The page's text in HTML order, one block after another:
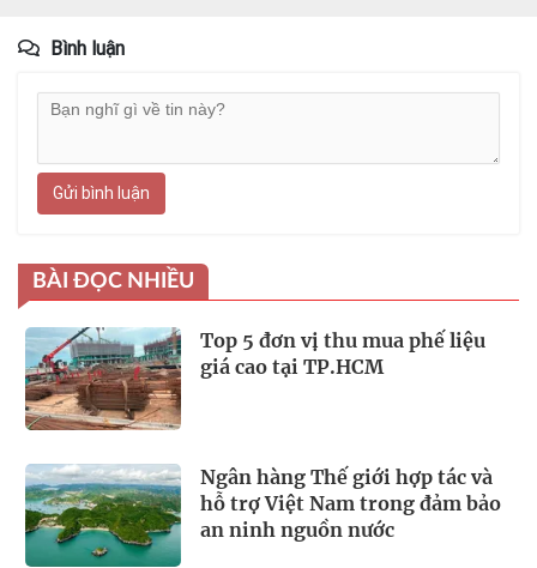
Bình luận
Gửi bình luận
BÀI ĐỌC NHIỀU
Top 5 đơn vị thu mua phế liệu
giá cao tại TP.HCM
Ngân hàng Thế giới hợp tác và
hỗ trợ Việt Nam trong đảm bảo
an ninh nguồn nước